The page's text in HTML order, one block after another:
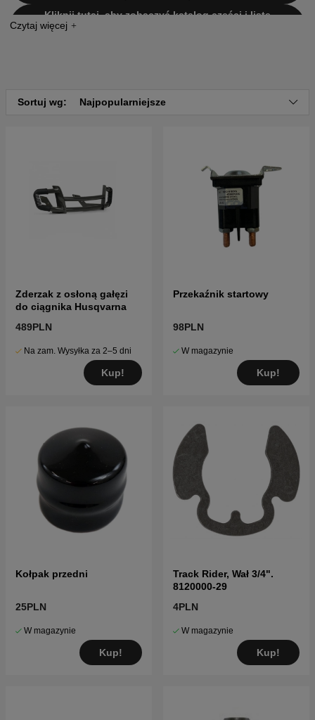
Kliknij tutaj, aby zobaczyć katalog części i listę
części dla Husqvarna GTH2752 TF 2010-05
Sortuj wg:
Najpopularniejsze
Zderzak z osłoną gałęzi
do ciągnika Husqvarna
489PLN
Na zam. Wysyłka za 2–5 dni
Kup!
Przekaźnik startowy
98PLN
W magazynie
Kup!
Kołpak przedni
25PLN
W magazynie
Kup!
Track Rider, Wał 3/4".
8120000-29
4PLN
W magazynie
Kup!